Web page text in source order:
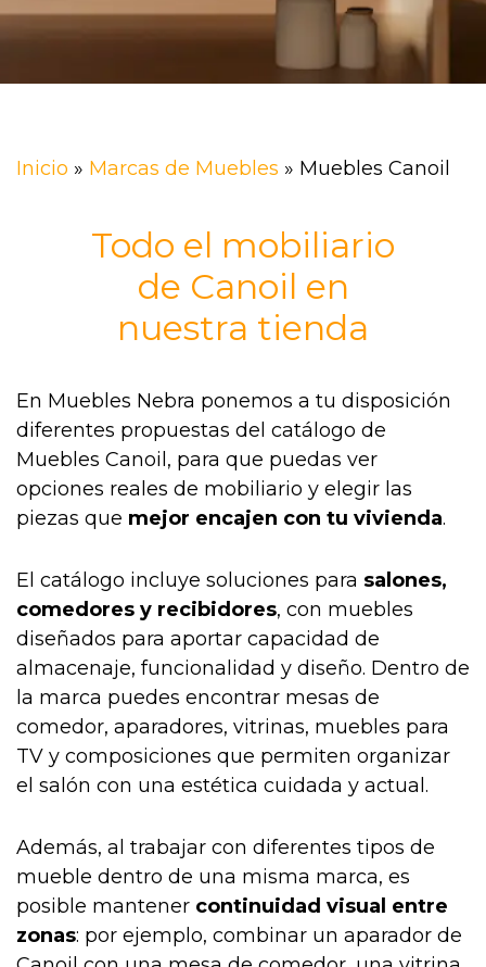
Inicio » Marcas de Muebles » Muebles Canoil
Todo el mobiliario
de Canoil en
nuestra tienda
En Muebles Nebra ponemos a tu disposición
diferentes propuestas del catálogo de
Muebles Canoil, para que puedas ver
opciones reales de mobiliario y elegir las
piezas que mejor encajen con tu vivienda.
El catálogo incluye soluciones para salones,
comedores y recibidores, con muebles
diseñados para aportar capacidad de
almacenaje, funcionalidad y diseño. Dentro de
la marca puedes encontrar mesas de
comedor, aparadores, vitrinas, muebles para
TV y composiciones que permiten organizar
el salón con una estética cuidada y actual.
Además, al trabajar con diferentes tipos de
mueble dentro de una misma marca, es
posible mantener continuidad visual entre
zonas: por ejemplo, combinar un aparador de